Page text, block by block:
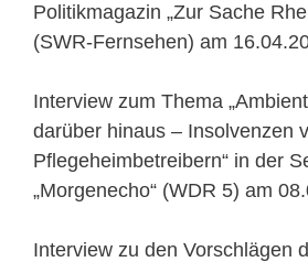
Politikmagazin „Zur Sache
(SWR-Fernsehen) am
Interview zum Thema
darüber hinaus – Insolvenzen
Pflegeheimbetreibern“ in der
„Morgenecho“ (WDR 5) am
Interview zu den Vorschlägen